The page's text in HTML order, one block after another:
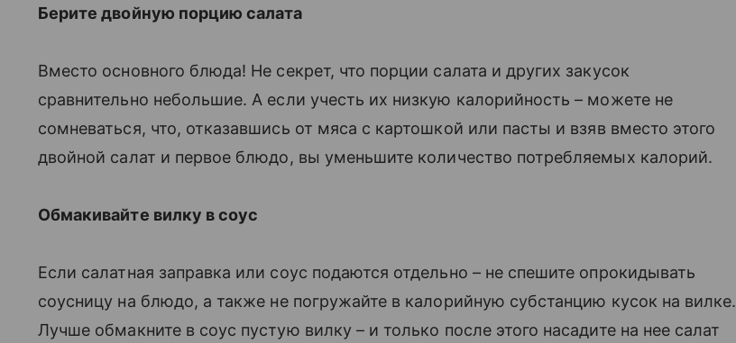
Берите двойную порцию салата
Вместо основного блюда! Не секрет, что порции салата и других закусок
сравнительно небольшие. А если учесть их низкую калорийность – можете не
сомневаться, что, отказавшись от мяса с картошкой или пасты и взяв вместо этого
двойной салат и первое блюдо, вы уменьшите количество потребляемых калорий.
Обмакивайте вилку в соус
Если салатная заправка или соус подаются отдельно – не спешите опрокидывать
соусницу на блюдо, а также не погружайте в калорийную субстанцию кусок на вилке.
Лучше обмакните в соус пустую вилку – и только после этого насадите на нее салат